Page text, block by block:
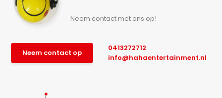
Neem contact met ons op!
Neem contact op
0413272712
info@hahaentertainment.nl